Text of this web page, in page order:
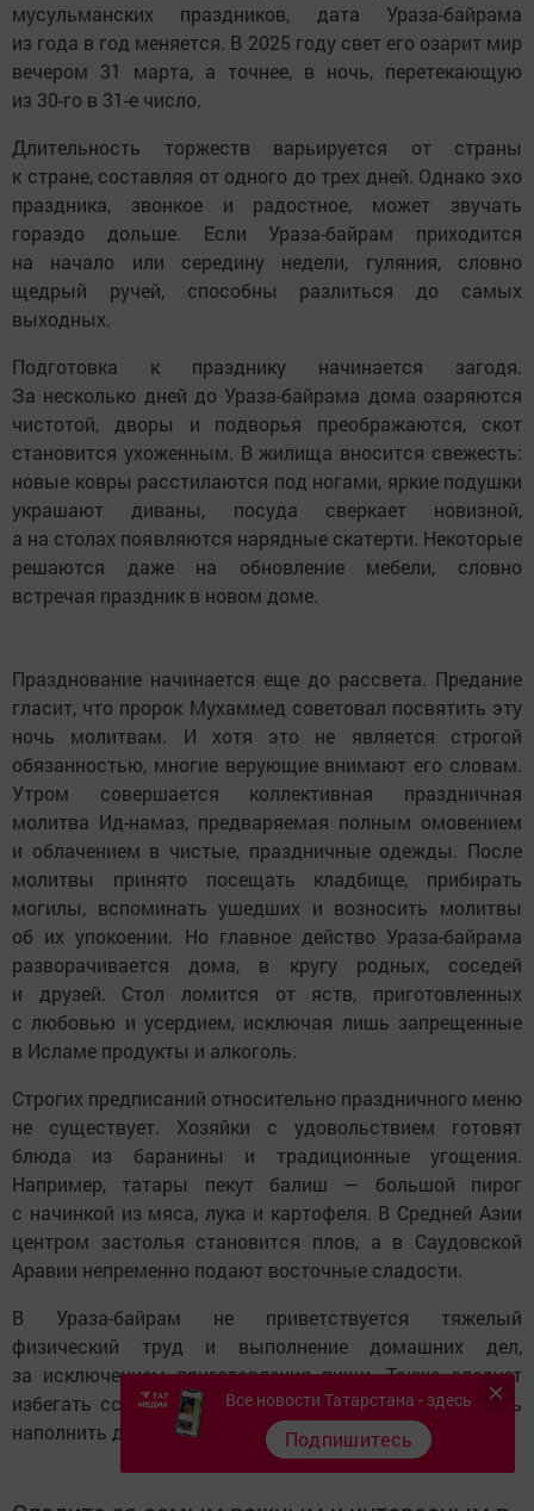
мусульманских праздников, дата Ураза-байрама
из года в год меняется. В 2025 году свет его озарит мир
вечером 31 марта, а точнее, в ночь, перетекающую
из 30-го в 31-е число.
Длительность торжеств варьируется от страны
к стране, составляя от одного до трех дней. Однако эхо
праздника, звонкое и радостное, может звучать
гораздо дольше. Если Ураза-байрам приходится
на начало или середину недели, гуляния, словно
щедрый ручей, способны разлиться до самых
выходных.
Подготовка к празднику начинается загодя.
За несколько дней до Ураза-байрама дома озаряются
чистотой, дворы и подворья преображаются, скот
становится ухоженным. В жилища вносится свежесть:
новые ковры расстилаются под ногами, яркие подушки
украшают диваны, посуда сверкает новизной,
а на столах появляются нарядные скатерти. Некоторые
решаются даже на обновление мебели, словно
встречая праздник в новом доме.
Празднование начинается еще до рассвета. Предание
гласит, что пророк Мухаммед советовал посвятить эту
ночь молитвам. И хотя это не является строгой
обязанностью, многие верующие внимают его словам.
Утром совершается коллективная праздничная
молитва Ид-намаз, предваряемая полным омовением
и облачением в чистые, праздничные одежды. После
молитвы принято посещать кладбище, прибирать
могилы, вспоминать ушедших и возносить молитвы
об их упокоении. Но главное действо Ураза-байрама
разворачивается дома, в кругу родных, соседей
и друзей. Стол ломится от яств, приготовленных
с любовью и усердием, исключая лишь запрещенные
в Исламе продукты и алкоголь.
Строгих предписаний относительно праздничного меню
не существует. Хозяйки с удовольствием готовят
блюда из баранины и традиционные угощения.
Например, татары пекут балиш — большой пирог
с начинкой из мяса, лука и картофеля. В Средней Азии
центром застолья становится плов, а в Саудовской
Аравии непременно подают восточные сладости.
В Ураза-байрам не приветствуется тяжелый
физический труд и выполнение домашних дел,
за исключением приготовления пищи. Также следует
избегать ссор, дурных мыслей и злословия, стараясь
наполнить день светом и радостью.
Все новости Татарстана - здесь
Подпишитесь